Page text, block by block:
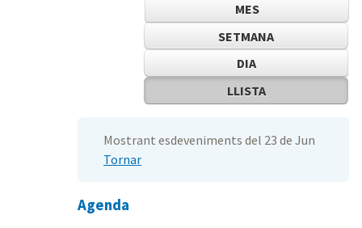
MES
SETMANA
DIA
LLISTA
Mostrant esdeveniments del 23 de Jun
Tornar
Agenda